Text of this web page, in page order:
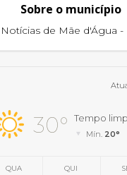
Sobre o município
Notícias de Mãe d'Água -
30° Tempo
Mín. 20°
QUA QUI